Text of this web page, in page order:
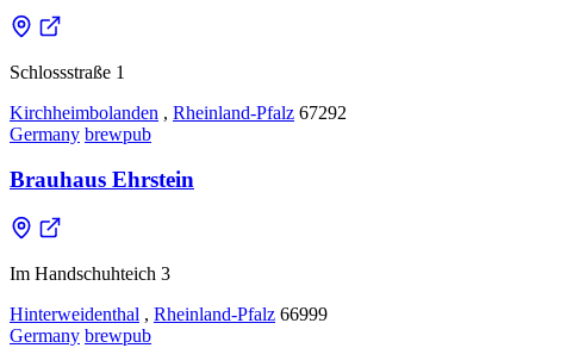
Schlossstraße 1
Kirchheimbolanden , Rheinland-Pfalz 67292
Germany brewpub
Brauhaus Ehrstein
Im Handschuhteich 3
Hinterweidenthal , Rheinland-Pfalz 66999
Germany brewpub